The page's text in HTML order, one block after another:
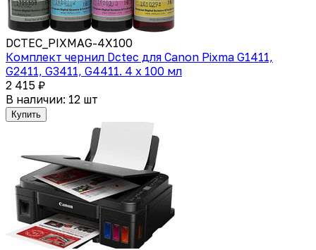
DCTEC_PIXMAG-4X100
Комплект чернил Dctec для Canon Pixma G1411,
G2411, G3411, G4411. 4 x 100 мл
2 415 ₽
В наличии: 12 шт
Купить